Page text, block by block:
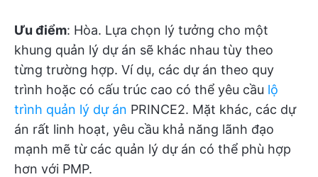
Ưu điểm: Hòa. Lựa chọn lý tưởng cho một
khung quản lý dự án sẽ khác nhau tùy theo
từng trường hợp. Ví dụ, các dự án theo quy
trình hoặc có cấu trúc cao có thể yêu cầu lộ
trình quản lý dự án PRINCE2. Mặt khác, các dự
án rất linh hoạt, yêu cầu khả năng lãnh đạo
mạnh mẽ từ các quản lý dự án có thể phù hợp
hơn với PMP.